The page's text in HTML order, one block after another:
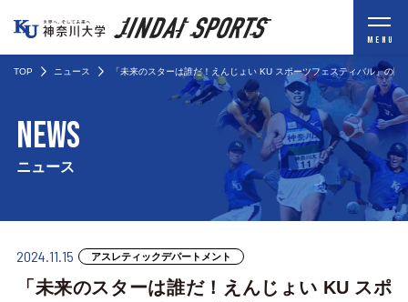
MENU
TOP ニュース 「未来のスターは誰だ！えんじょい KU スポーツフェスティバル」の開
NEWS
ニュース
2024.11.15 アスレティックデパートメント
「未来のスターは誰だ！えんじょい KU スポ